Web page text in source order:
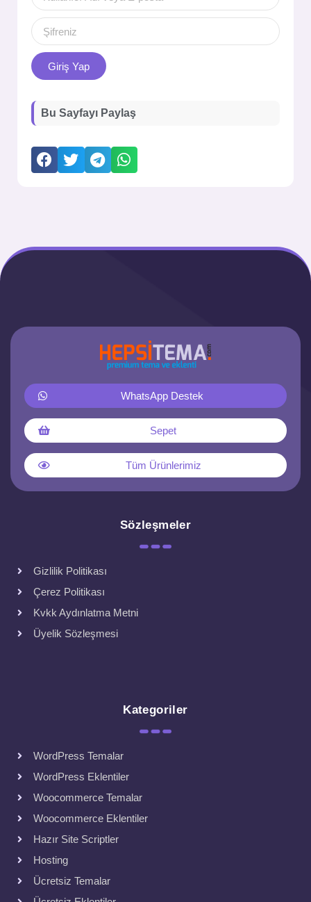
Giriş Yap
Bu Sayfayı Paylaş
WhatsApp Destek
Sepet
Tüm Ürünlerimiz
Sözleşmeler
Gizlilik Politikası
Çerez Politikası
Kvkk Aydınlatma Metni
Üyelik Sözleşmesi
Kategoriler
WordPress Temalar
WordPress Eklentiler
Woocommerce Temalar
Woocommerce Eklentiler
Hazır Site Scriptler
Hosting
Ücretsiz Temalar